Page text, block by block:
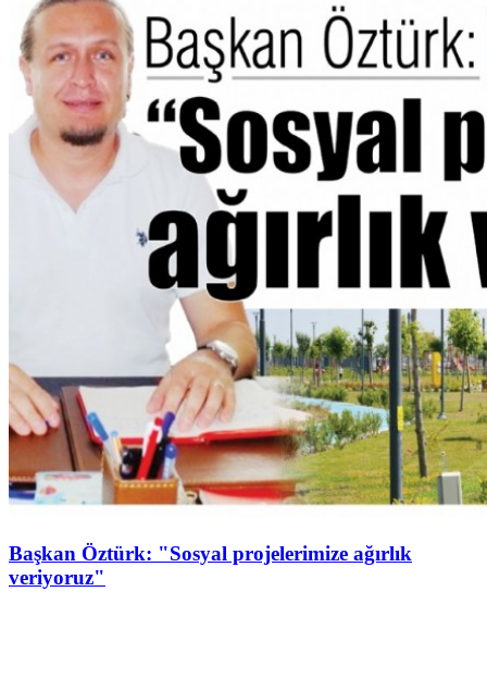
Başkan Öztürk: "Sosyal projelerimize ağırlık
veriyoruz"